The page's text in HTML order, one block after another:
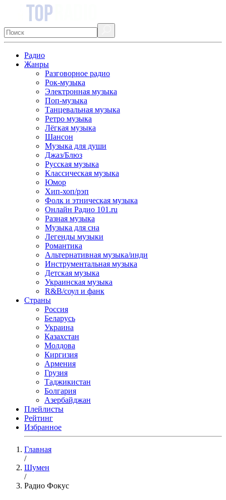
Радио
Жанры
Разговорное радио
Рок-музыка
Электронная музыка
Поп-музыка
Танцевальная музыка
Ретро музыка
Лёгкая музыка
Шансон
Музыка для души
Джаз/Блюз
Русская музыка
Классическая музыка
Юмор
Хип-хоп/рэп
Фолк и этническая музыка
Онлайн Радио 101.ru
Разная музыка
Музыка для сна
Легенды музыки
Романтика
Альтернативная музыка/инди
Инструментальная музыка
Детская музыка
Украинская музыка
R&B/cоул и фанк
Страны
Россия
Беларусь
Украина
Казахстан
Молдова
Киргизия
Армения
Грузия
Таджикистан
Болгария
Азербайджан
Плейлисты
Рейтинг
Избранное
Главная
/
Шумен
/
Радио Фокус